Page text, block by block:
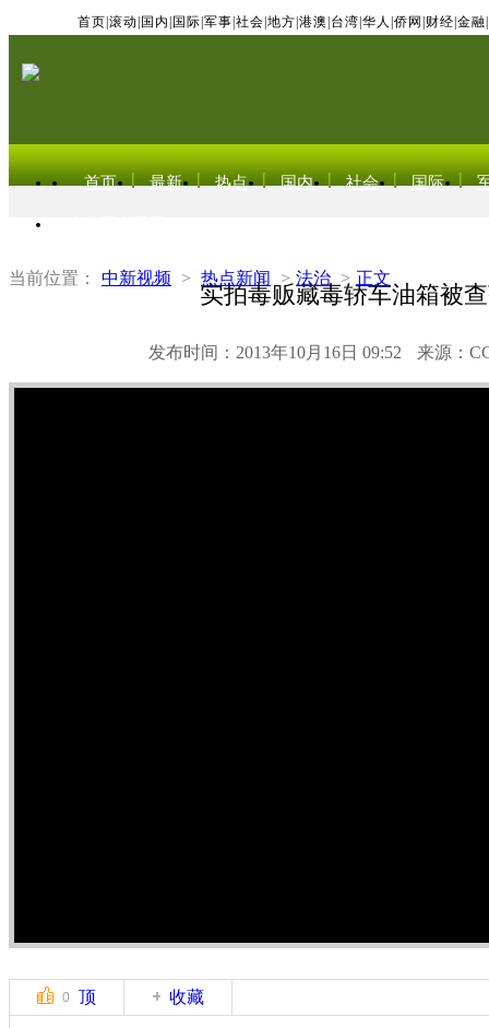
首页 滚动 国内 国际 军事 社会 地方 港澳 台湾 华人 侨网 财经 金融
首页 最新 热点 国内 社会 国际
当前位置： 中新视频 > 热点新闻 > 法治 > 正文
实拍毒贩藏毒轿车油箱被
发布时间：2013年10月16日 09:52 来源：
0 顶 收藏